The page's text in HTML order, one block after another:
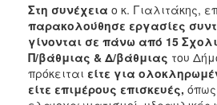
Στη συνέχεια ο κ. Γιαλιτάκης,
παρακολούθησε εργασίες
γίνονται σε πάνω από 15
Π/βάθμιας & Δ/βάθμιας του
πρόκειται είτε για
είτε επιμέρους επισκευές, όπως